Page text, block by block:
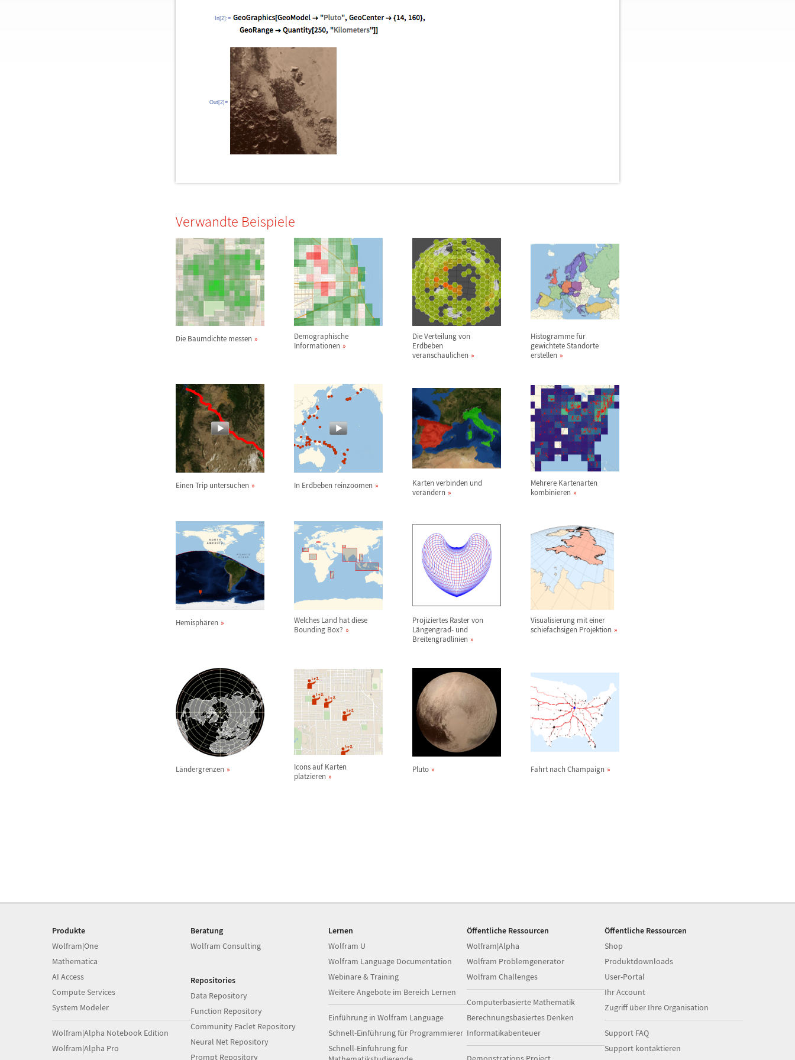
In[2]:=
Out[2]=
Verwandte Beispiele
Die Baumdichte messen
Demographische
Informationen
Die Verteilung von
Erdbeben
veranschaulichen
Histogramme für
gewichtete Standorte
erstellen
Einen Trip untersuchen In Erdbeben reinzoomen
Karten verbinden und
verändern
Mehrere Kartenarten
kombinieren
Hemisphären
Welches Land hat diese
Bounding Box?
Projiziertes Raster von
Längengrad- und
Breitengradlinien
Visualisierung mit einer
schiefachsigen Projektion
Ländergrenzen
Icons auf Karten
platzieren
Pluto Fahrt nach Champaign
Produkte
Wolfram|One
Mathematica
AI Access
Compute Services
System Modeler
Wolfram|Alpha Notebook Edition
Wolfram|Alpha Pro
Beratung
Wolfram Consulting
Repositories
Data Repository
Function Repository
Community Paclet Repository
Neural Net Repository
Prompt Repository
Lernen
Wolfram U
Wolfram Language Documentation
Webinare & Training
Weitere Angebote im Bereich Lernen
Einführung in Wolfram Language
Schnell-Einführung für Programmierer
Schnell-Einführung für
Öffentliche Ressourcen
Wolfram|Alpha
Wolfram Problemgenerator
Wolfram Challenges
Computerbasierte Mathematik
Berechnungsbasiertes Denken
Informatikabenteuer
Öffentliche Ressourcen
Shop
Produktdownloads
User-Portal
Ihr Account
Zugriff über Ihre Organisation
Support FAQ
Support kontaktieren